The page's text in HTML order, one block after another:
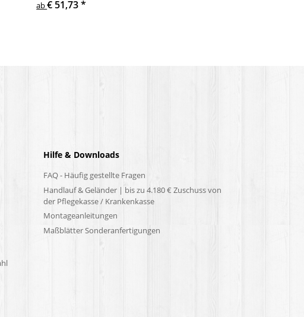
Edelstahlhalter
ab€ 51,73*
Hilfe & Downloads
FAQ - Häufig gestellte Fragen
Handlauf & Geländer | bis zu 4.180 € Zuschuss von
der Pflegekasse / Krankenkasse
Montageanleitungen
Maßblätter Sonderanfertigungen